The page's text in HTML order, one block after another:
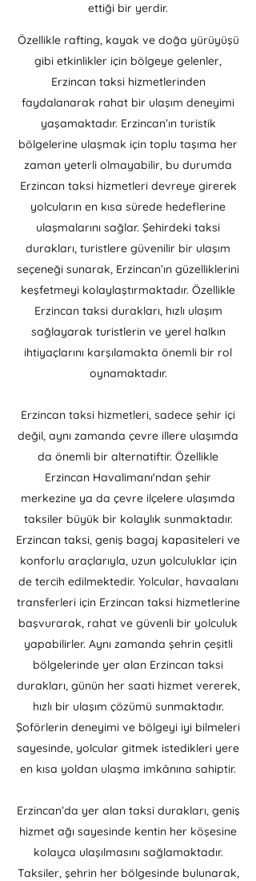
ettiği bir yerdir.
Özellikle rafting, kayak ve doğa yürüyüşü
gibi etkinlikler için bölgeye gelenler,
Erzincan taksi hizmetlerinden
faydalanarak rahat bir ulaşım deneyimi
yaşamaktadır. Erzincan’ın turistik
bölgelerine ulaşmak için toplu taşıma her
zaman yeterli olmayabilir, bu durumda
Erzincan taksi hizmetleri devreye girerek
yolcuların en kısa sürede hedeflerine
ulaşmalarını sağlar. Şehirdeki taksi
durakları, turistlere güvenilir bir ulaşım
seçeneği sunarak, Erzincan’ın güzelliklerini
keşfetmeyi kolaylaştırmaktadır. Özellikle
Erzincan taksi durakları, hızlı ulaşım
sağlayarak turistlerin ve yerel halkın
ihtiyaçlarını karşılamakta önemli bir rol
oynamaktadır.
Erzincan taksi hizmetleri, sadece şehir içi
değil, aynı zamanda çevre illere ulaşımda
da önemli bir alternatiftir. Özellikle
Erzincan Havalimanı'ndan şehir
merkezine ya da çevre ilçelere ulaşımda
taksiler büyük bir kolaylık sunmaktadır.
Erzincan taksi, geniş bagaj kapasiteleri ve
konforlu araçlarıyla, uzun yolculuklar için
de tercih edilmektedir. Yolcular, havaalanı
transferleri için Erzincan taksi hizmetlerine
başvurarak, rahat ve güvenli bir yolculuk
yapabilirler. Aynı zamanda şehrin çeşitli
bölgelerinde yer alan Erzincan taksi
durakları, günün her saati hizmet vererek,
hızlı bir ulaşım çözümü sunmaktadır.
Şoförlerin deneyimi ve bölgeyi iyi bilmeleri
sayesinde, yolcular gitmek istedikleri yere
en kısa yoldan ulaşma imkânına sahiptir.
Erzincan’da yer alan taksi durakları, geniş
hizmet ağı sayesinde kentin her köşesine
kolayca ulaşılmasını sağlamaktadır.
Taksiler, şehrin her bölgesinde bulunarak,